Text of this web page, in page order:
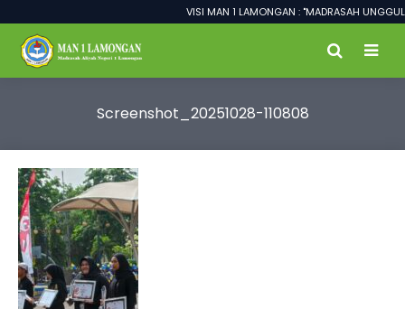
VISI MAN 1 LAMONGAN : "MADRASAH UNGGUL
Screenshot_20251028-110808